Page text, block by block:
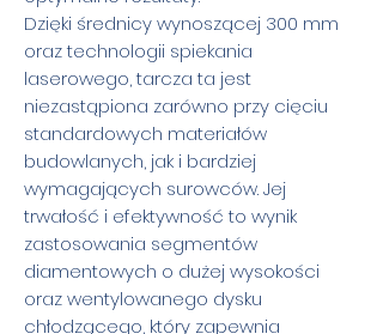
Dzięki średnicy wynoszącej 300 mm
oraz technologii spiekania
laserowego, tarcza ta jest
niezastąpiona zarówno przy cięciu
standardowych materiałów
budowlanych, jak i bardziej
wymagających surowców. Jej
trwałość i efektywność to wynik
zastosowania segmentów
diamentowych o dużej wysokości
oraz wentylowanego dysku
chłodzącego, który zapewnia